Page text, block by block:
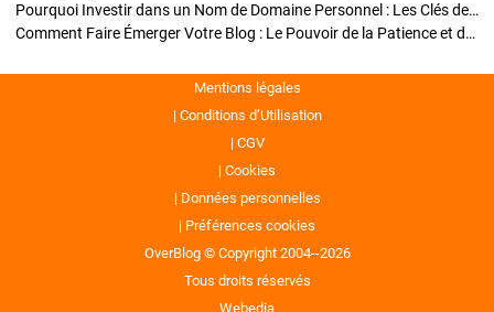
Pourquoi Investir dans un Nom de Domaine Personnel : Les Clés de la Réussite de Votre Blog
Comment Faire Émerger Votre Blog : Le Pouvoir de la Patience et de la Persévérance
Mentions légales
Conditions d’Utilisation
CGV
Cookies
Données personnelles
Préférences cookies
OverBlog © Copyright 2004--2026
Tous droits réservés
Webedia